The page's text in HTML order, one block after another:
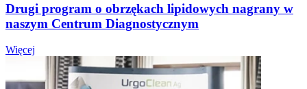
Drugi program o obrzękach lipidowych nagrany w
naszym Centrum Diagnostycznym
Więcej